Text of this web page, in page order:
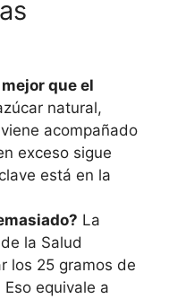
que el
natural,
acompañado
exceso sigue
está en la
La
la Salud
los 25 gramos de
equivale a